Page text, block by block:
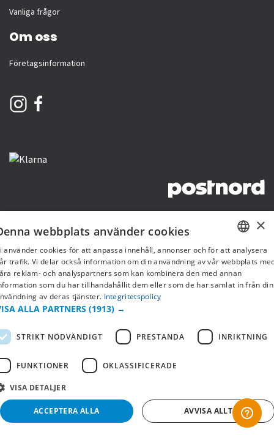
Vanliga frågor
Om oss
Företagsinformation
SWEDISH
FI
×
webbplats använder cookies
använder cookies för att anpassa innehåll, annonser och för att analysera
trafik. Vi delar också information om din användning av vår webbplats
reklam- och analyspartners som kan kombinera den med annan
som du har tillhandahållit dem eller som de har samlat in från din
av deras tjänster. Integritetspolicy
ALLA PARTNERS (1913) →
STRIKT NÖDVÄNDIGT PRESTANDA INRIKTNING
FUNKTIONER OKLASSIFICERADE
VISA DETALJER
ACCEPTERA ALLA AVVISA ALLT